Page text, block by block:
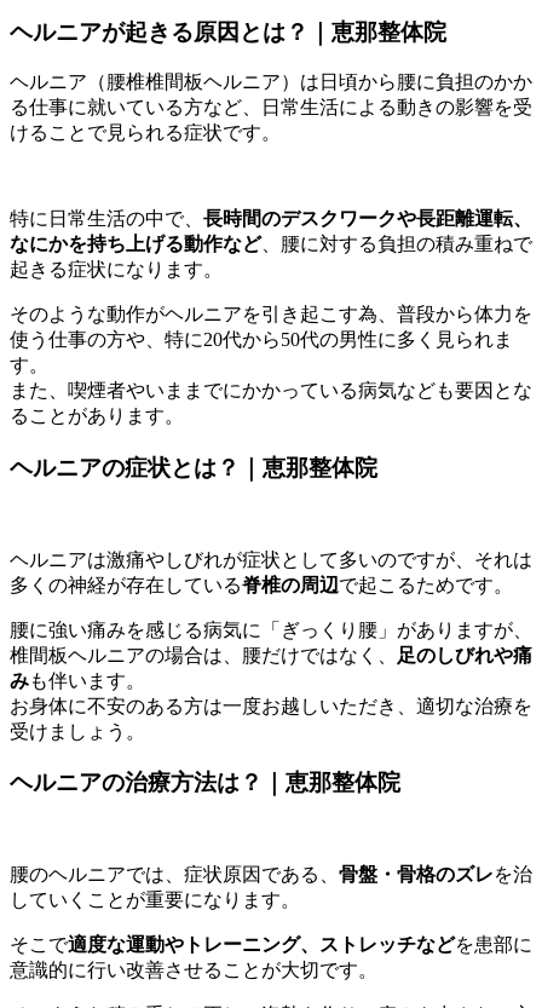
ヘルニアが起きる原因とは？｜恵那整体院
ヘルニア（腰椎椎間板ヘルニア）は日頃から腰に負担のかか
る仕事に就いている方など、日常生活による動きの影響を受
けることで見られる症状です。
特に日常生活の中で、 長時間のデスクワークや長距離運転、
なにかを持ち上げる動作など、腰に対する負担の積み重ねで
起きる症状になります。
そのような動作がヘルニアを引き起こす為、普段から体力を
使う仕事の方や、特に20代から50代の男性に多く見られま
す。
また、喫煙者やいままでにかかっている病気なども要因とな
ることがあります。
ヘルニアの症状とは？｜恵那整体院
ヘルニアは激痛やしびれが症状として多いのですが、それは
多くの神経が存在している脊椎の周辺で起こるためです。
腰に強い痛みを感じる病気に「ぎっくり腰」がありますが、
椎間板ヘルニアの場合は、腰だけではなく、
足のしびれや痛
みも伴います。
お身体に不安のある方は一度お越しいただき、適切な治療を
受けましょう。
ヘルニアの治療方法は？｜恵那整体院
腰のヘルニアでは、症状原因である、 骨盤・骨格のズレを治
していくことが重要になります。
そこで適度な運動やトレーニング、ストレッチなどを患部に
意識的に行い改善させることが大切です。